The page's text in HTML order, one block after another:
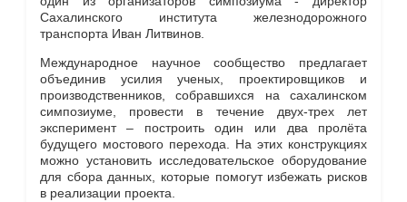
Сахалинского института железнодорожного
транспорта Иван Литвинов.
Международное научное сообщество предлагает
объединив усилия ученых, проектировщиков и
производственников, собравшихся на сахалинском
симпозиуме, провести в течение двух-трех лет
эксперимент – построить один или два пролёта
будущего мостового перехода. На этих конструкциях
можно установить исследовательское оборудование
для сбора данных, которые помогут избежать рисков
в реализации проекта.